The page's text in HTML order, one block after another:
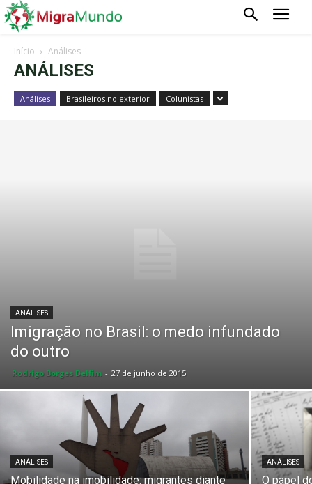
Início Análises
ANÁLISES
Análises Brasileiros no exterior Colunistas
ANÁLISES
Imigração no Brasil: o medo infundado
do outro
Rodrigo Borges Delfim - 27 de junho de 2015
ANÁLISES
Mobilidade na imobilidade: migrantes diante
ANÁLISES
O papel